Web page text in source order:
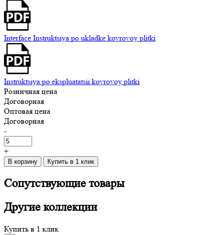
Interface Instruktsiya po ukladke kovrovoy plitki
Instruktsiya po ekspluatatsii kovrovoy plitki
Розничная цена
Договорная
Оптовая цена
Договорная
-
+
В корзину Купить в 1 клик
Сопутствующие товары
Другие коллекции
Купить в 1 клик